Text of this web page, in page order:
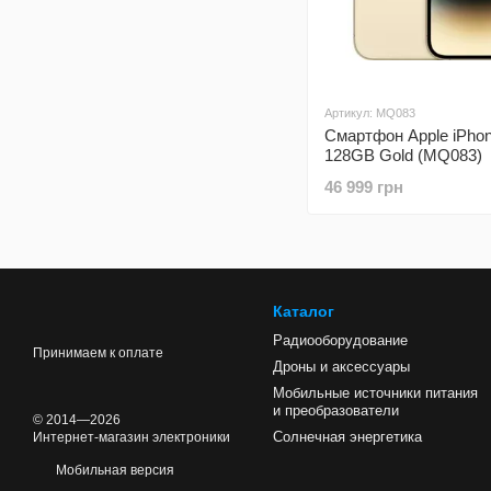
Артикул: MQ083
Смартфон Apple
128GB Gold (MQ083)
46 999 грн
Принимаем к оплате
© 2014—2026
Интернет-магазин электроники
Мобильная версия
Каталог
Радиооборудование
Дроны и аксессуары
Мобильные источники питания
и преобразователи
Солнечная энергетика